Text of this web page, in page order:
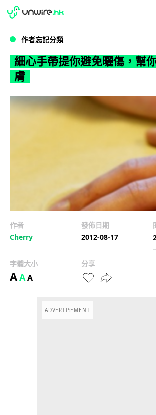
細心手帶提你避免曬傷，幫你
WWDC 2026
作者忘記分類
細心手帶提你避免曬傷，幫
膚
作者
Cherry
發佈日期
2012-08-17
字體大小
AAA
分享
ADVERTISEMENT